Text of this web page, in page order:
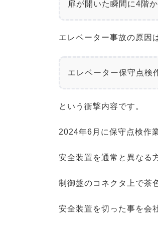
扉が開いた瞬間に4階
エレベーター事故の原因
エレベーター保守点検
という衝撃内容です。
2024年6月に保守点検作
安全装置を通常と異なる
制御盤のコネクタ上で茶
安全装置を切った事を会